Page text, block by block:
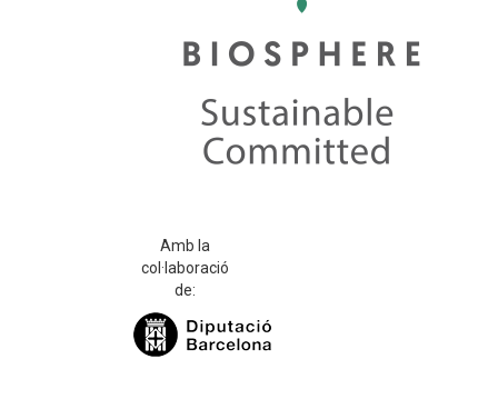
Amb la
col·laboració
de: